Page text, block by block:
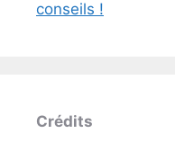
conseils !
Crédits